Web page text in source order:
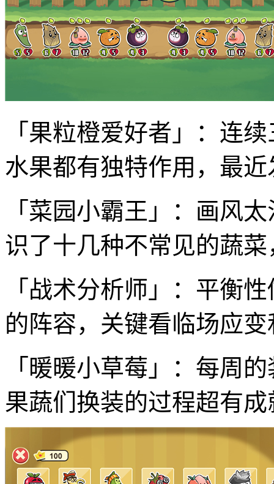
「果粒橙爱好者」：连
水果都有独特作用，最
「菜园小霸王」：画风
识了十几种不常见的蔬
「战术分析师」：平衡
的阵容，关键看临场应
「暖暖小草莓」：每周
果蔬们换装的过程超有成